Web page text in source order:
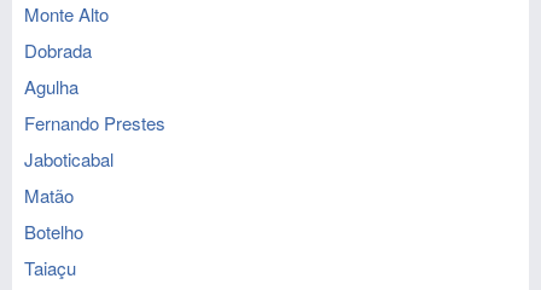
Monte Alto
Dobrada
Agulha
Fernando Prestes
Jaboticabal
Matão
Botelho
Taiaçu